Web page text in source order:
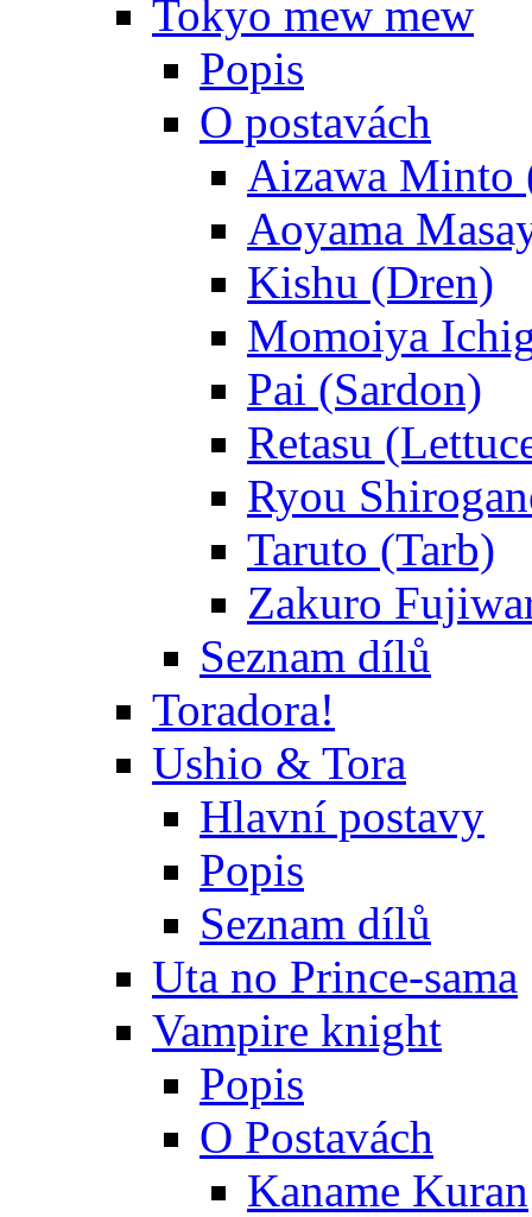
Tokyo mew mew
Popis
O postavách
Aizawa Minto
Aoyama
Kishu (Dren)
Momoiya
Pai (Sardon)
Retasu
Ryou
Taruto (Tarb)
Zakuro
Seznam dílů
Toradora!
Ushio & Tora
Hlavní postavy
Popis
Seznam dílů
Uta no Prince-sama
Vampire knight
Popis
O Postavách
Kaname Kuran